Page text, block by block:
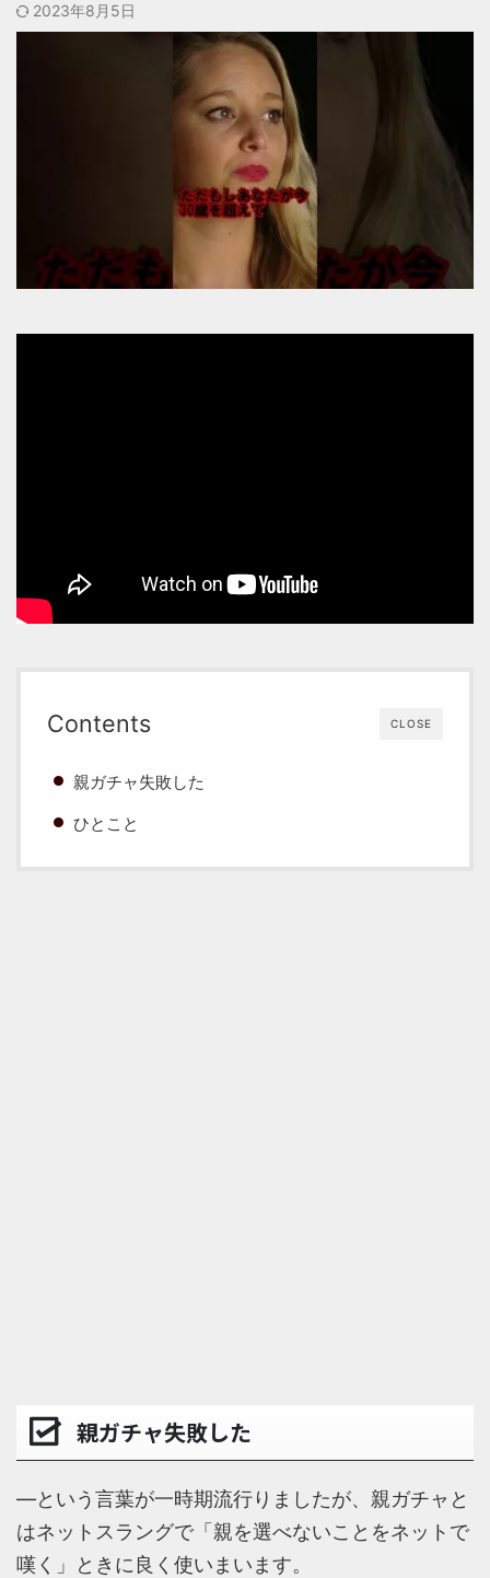
2023年8月5日
CLOSE
Contents
親ガチャ失敗した
ひとこと
親ガチャ失敗した
―という言葉が一時期流行りましたが、親ガチャと
はネットスラングで「親を選べないことをネットで
嘆く」ときに良く使いまいます。